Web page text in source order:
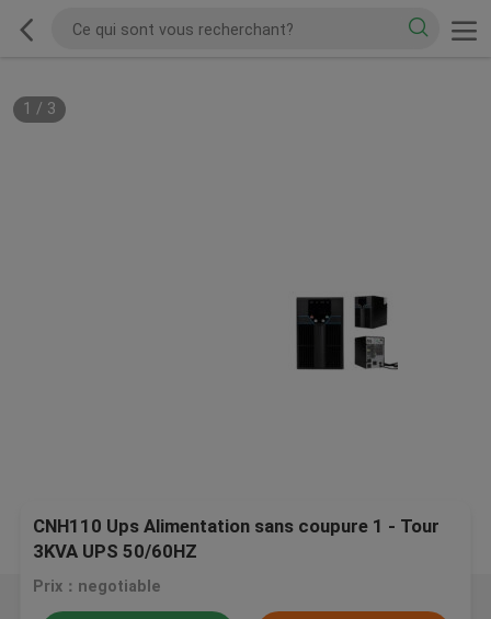
1 / 3
CNH110 Ups Alimentation sans coupure 1 - Tour
3KVA UPS 50/60HZ
Prix：negotiable